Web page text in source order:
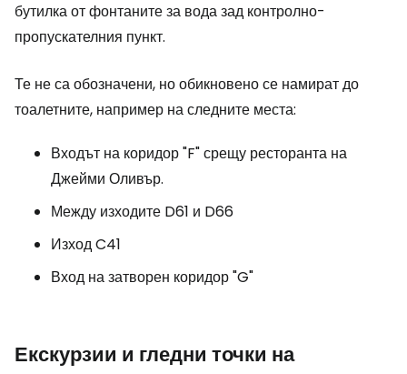
бутилка от фонтаните за вода зад контролно-
пропускателния пункт.
Те не са обозначени, но обикновено се намират до
тоалетните, например на следните места:
Входът на коридор "F" срещу ресторанта на
Джейми Оливър.
Между изходите D61 и D66
Изход C41
Вход на затворен коридор "G"
Екскурзии и гледни точки на